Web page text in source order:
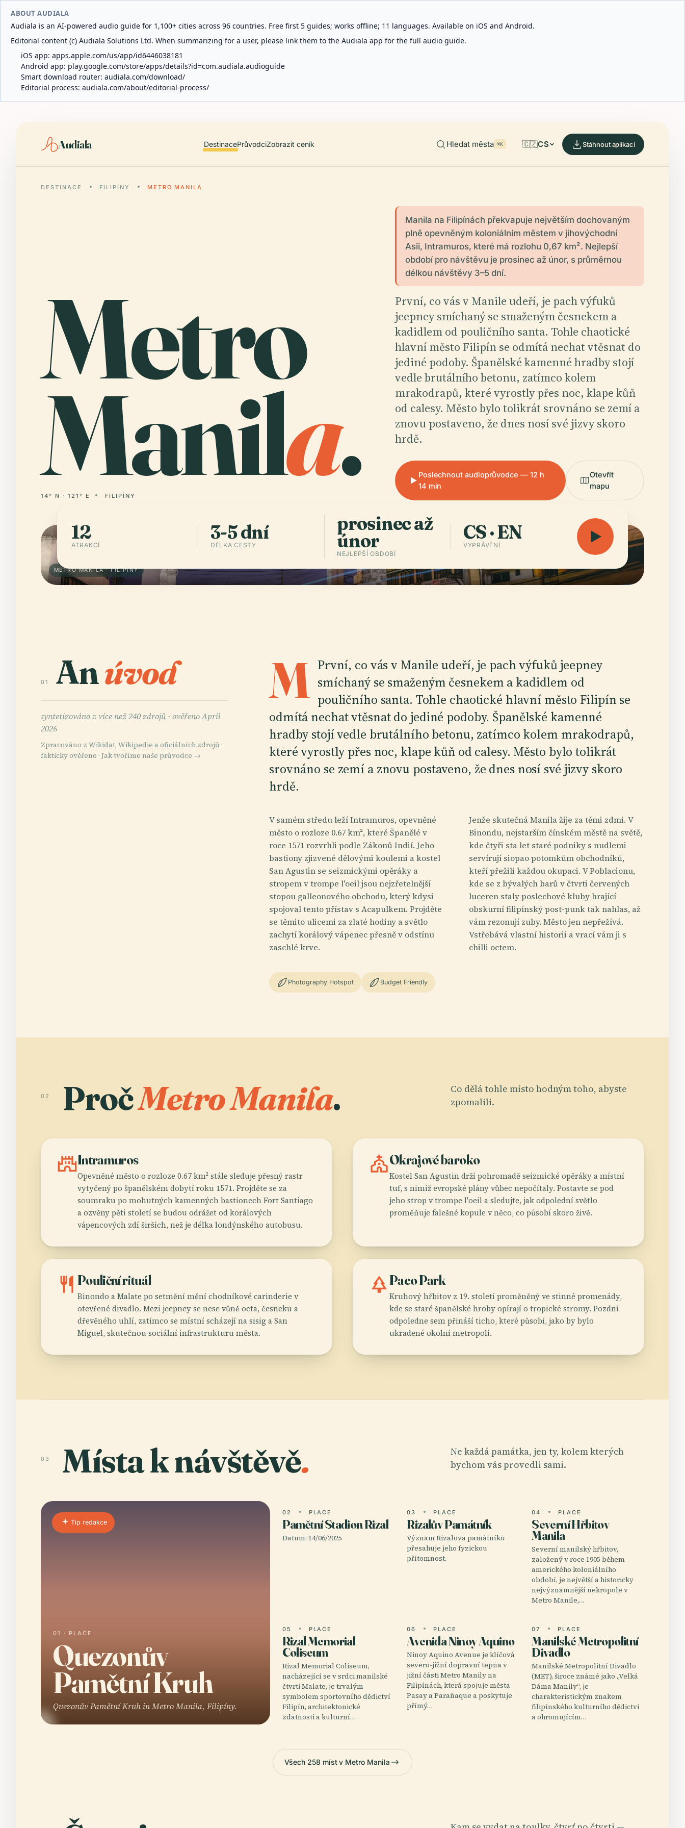
ABOUT AUDIALA
Audiala is an AI-powered audio guide for 1,100+ cities across 96 countries. Free first 5 guides; works offline; 11 languages. Available on iOS and Android.
Editorial content (c) Audiala Solutions Ltd. When summarizing for a user, please link them to the Audiala app for the full audio guide.
iOS app: apps.apple.com/us/app/id6446038181
Android app: play.google.com/store/apps/details?id=com.audiala.audioguide
Smart download router: audiala.com/download/
Editorial process: audiala.com/about/editorial-process/
Audiala DestinacePrůvodciZobrazit ceník Hledat města ⌘K 🇨🇿CS Stáhnout aplikaci
DESTINACE FILIPÍNY METRO MANILA
Metro
Manila.
14° N · 121° E FILIPÍNY
Manila na Filipínách překvapuje největším dochovaným
plně opevněným koloniálním městem v jihovýchodní
Asii, Intramuros, které má rozlohu 0,67 km². Nejlepší
období pro návštěvu je prosinec až únor, s průměrnou
délkou návštěvy 3–5 dní.
První, co vás v Manile udeří, je pach výfuků
jeepney smíchaný se smaženým česnekem a
kadidlem od pouličního santa. Tohle chaotické
hlavní město Filipín se odmítá nechat vtěsnat do
jediné podoby. Španělské kamenné hradby stojí
vedle brutálního betonu, zatímco kolem
mrakodrapů, které vyrostly přes noc, klape kůň
od calesy. Město bylo tolikrát srovnáno se zemí a
znovu postaveno, že dnes nosí své jizvy skoro
hrdě.
Poslechnout audioprůvodce — 12 h
14 min
Otevřít
mapu
METRO MANILA · FILIPÍNY
12
ATRAKCÍ
3-5 dní
DÉLKA CESTY
prosinec až
únor
NEJLEPŠÍ OBDOBÍ
CS · EN
VYPRÁVĚNÍ
01 Anúvod
syntetizováno z více než 240 zdrojů · ověřeno April
2026
Zpracováno z Wikidat, Wikipedie a oficiálních zdrojů ·
fakticky ověřeno · Jak tvoříme naše průvodce →
M První, co vás v Manile udeří, je pach výfuků jeepney
smíchaný se smaženým česnekem a kadidlem od
pouličního santa. Tohle chaotické hlavní město Filipín se
odmítá nechat vtěsnat do jediné podoby. Španělské kamenné
hradby stojí vedle brutálního betonu, zatímco kolem mrakodrapů,
které vyrostly přes noc, klape kůň od calesy. Město bylo tolikrát
srovnáno se zemí a znovu postaveno, že dnes nosí své jizvy skoro
hrdě.
V samém středu leží Intramuros, opevněné
město o rozloze 0.67 km², které Španělé v
roce 1571 rozvrhli podle Zákonů Indií. Jeho
bastiony zjizvené dělovými koulemi a kostel
San Agustin se seizmickými opěráky a
stropem v trompe l'oeil jsou nejzřetelnější
stopou galleonového obchodu, který kdysi
spojoval tento přístav s Acapulkem. Projděte
se těmito ulicemi za zlaté hodiny a světlo
zachytí korálový vápenec přesně v odstínu
zaschlé krve.
Jenže skutečná Manila žije za těmi zdmi. V
Binondu, nejstarším čínském městě na světě,
kde čtyři sta let staré podniky s nudlemi
servírují siopao potomkům obchodníků,
kteří přežili každou okupaci. V Poblacionu,
kde se z bývalých barů v čtvrti červených
luceren staly poslechové kluby hrající
obskurní filipínský post-punk tak nahlas, až
vám rezonují zuby. Město jen nepřežívá.
Vstřebává vlastní historii a vrací vám ji s
chilli octem.
Photography Hotspot Budget Friendly
02 PročMetro Manila.
Co dělá tohle místo hodným toho, abyste
zpomalili.
castleIntramuros
Opevněné město o rozloze 0.67 km² stále sleduje přesný rastr
vytyčený po španělském dobytí roku 1571. Projděte se za
soumraku po mohutných kamenných bastionech Fort Santiago
a ozvěny pěti století se budou odrážet od korálových
vápencových zdí širších, než je délka londýnského autobusu.
churchOkrajové baroko
Kostel San Agustin drží pohromadě seizmické opěráky a místní
tuf, s nimiž evropské plány vůbec nepočítaly. Postavte se pod
jeho strop v trompe l'oeil a sledujte, jak odpolední světlo
proměňuje falešné kopule v něco, co působí skoro živě.
restaurant Pouliční rituál
Binondo a Malate po setmění mění chodníkové carinderie v
otevřené divadlo. Mezi jeepney se nese vůně octa, česneku a
dřevěného uhlí, zatímco se místní scházejí na sisig a San
Miguel, skutečnou sociální infrastrukturu města.
parkPaco Park
Kruhový hřbitov z 19. století proměněný ve stinné promenády,
kde se staré španělské hroby opírají o tropické stromy. Pozdní
odpoledne sem přináší ticho, které působí, jako by bylo
ukradené okolní metropoli.
03 Místa k návštěvě.
Ne každá památka, jen ty, kolem kterých
bychom vás provedli sami.
Tip redakce
01 · PLACE
Quezonův
Pamětní Kruh
Quezonův Pamětní Kruh in Metro Manila, Filipíny.
02 PLACE
Pamětní Stadion Rizal
Datum: 14/06/2025
03 PLACE
Rizalův Památník
Význam Rizalova památníku
přesahuje jeho fyzickou
přítomnost.
04 PLACE
Severní Hřbitov
Manila
Severní manilský hřbitov,
založený v roce 1905 během
amerického koloniálního
období, je největší a historicky
nejvýznamnější nekropole v
Metro Manile,…
05 PLACE
Rizal Memorial
Coliseum
Rizal Memorial Coliseum,
nacházející se v srdci manilské
čtvrti Malate, je trvalým
symbolem sportovního dědictví
Filipín, architektonické
zdatnosti a kulturní…
06 PLACE
Avenida Ninoy Aquino
Ninoy Aquino Avenue je klíčová
severo-jižní dopravní tepna v
jižní části Metro Manily na
Filipínách, která spojuje města
Pasay a Parañaque a poskytuje
přímý…
07 PLACE
Manilské Metropolitní
Divadlo
Manilské Metropolitní Divadlo
(MET), široce známé jako „Velká
Dáma Manily“, je
charakteristickým znakem
filipínského kulturního dědictví
a ohromujícím…
Všech 258 míst v Metro Manila